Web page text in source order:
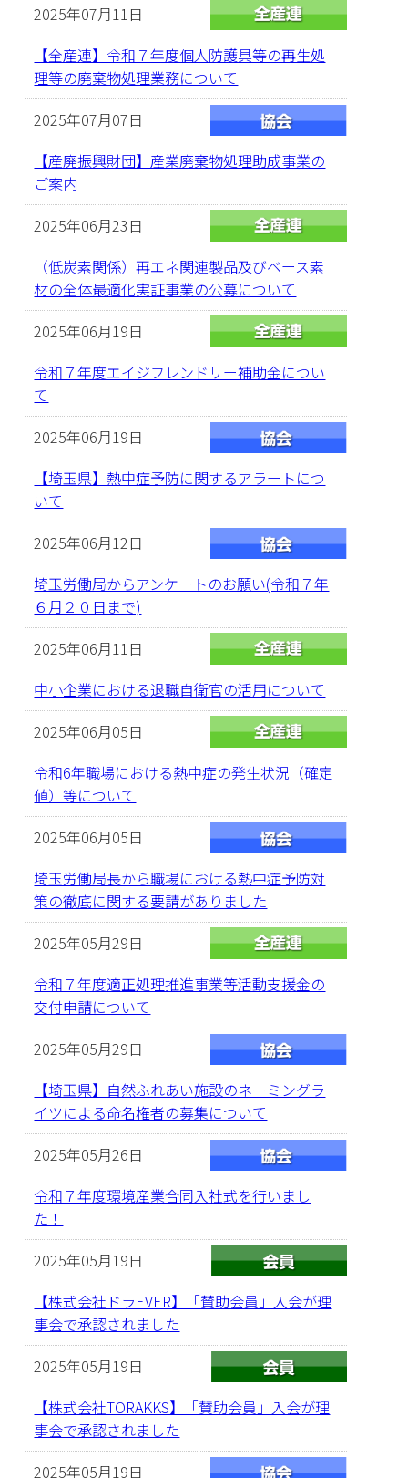
2025年07月11日
【全産連】令和７年度個人防護具等の再生処
理等の廃棄物処理業務について
2025年07月07日
【産廃振興財団】産業廃棄物処理助成事業の
ご案内
2025年06月23日
（低炭素関係）再エネ関連製品及びベース素
材の全体最適化実証事業の公募について
2025年06月19日
令和７年度エイジフレンドリー補助金につい
て
2025年06月19日
【埼玉県】熱中症予防に関するアラートにつ
いて
2025年06月12日
埼玉労働局からアンケートのお願い(令和７年
６月２０日まで)
2025年06月11日
中小企業における退職自衛官の活用について
2025年06月05日
令和6年職場における熱中症の発生状況（確定
値）等について
2025年06月05日
埼玉労働局長から職場における熱中症予防対
策の徹底に関する要請がありました
2025年05月29日
令和７年度適正処理推進事業等活動支援金の
交付申請について
2025年05月29日
【埼玉県】自然ふれあい施設のネーミングラ
イツによる命名権者の募集について
2025年05月26日
令和７年度環境産業合同入社式を行いまし
た！
2025年05月19日
【株式会社ドラEVER】「賛助会員」入会が理
事会で承認されました
2025年05月19日
【株式会社TORAKKS】「賛助会員」入会が理
事会で承認されました
2025年05月19日